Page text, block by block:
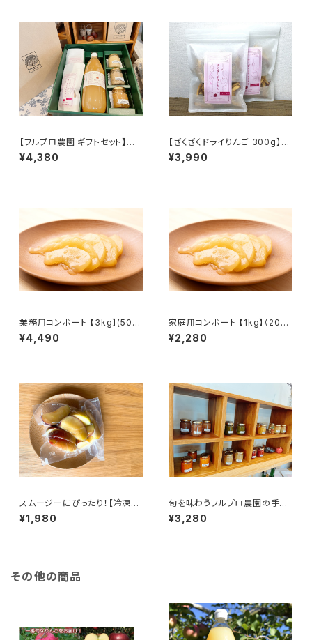
【フルプロ農園 ギフトセット】信
州りんごジュース＆手づくり加工
品 詰め合わせ。信州りんごジュ
¥4,380
【ざくざくドライりんご 300g】(5
0g*6袋) 噛みしめると甘みが
広がるドライフルーツ 国産 無添
¥3,990
業務用コンポート 【3kg】(500
g*6袋)砂糖・レモン果汁のみ使
用！長野県産#NKC00030
¥4,490
家庭用コンポート 【1kg】（200
g*5袋）砂糖・レモン果汁のみ使
用！長野県産#NKC00010
¥2,280
スムージーにぴったり！【冷凍り
んご】 1kg (200g×5袋) 皮つき
の信州りんごを凍らせてみまし
¥1,980
旬を味わうフルプロ農園の手作
りジャム【おまかせ6本セット】(1
00ml*6本)果物・砂糖・レモン
¥3,280
その他の商品